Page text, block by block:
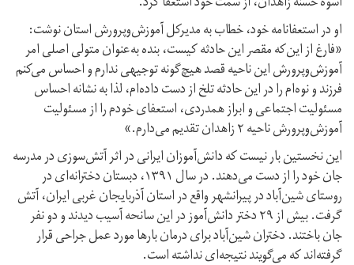
او در استعفا‌نامه خود، خطاب به مدیرکل آموزش‌و‌پرورش استان نوشت:
«فارغ از این‌که مقصر این حادثه کیست، بنده به‌‌عنوان متولی اصلی امر
آموزش‌و‌پرورش این ناحیه قصد هیچ‌گونه توجیهی ندارم و احساس می‌کنم
فرزند و نوه‌ام را در این حادثه تلخ از دست داده‌ام، لذا به نشانه احساس
مسئولیت اجتماعی و ابراز همدردی، استعفای خودم را از مسئولیت
آموزش‌و‌پرورش ناحیه ۲ زاهدان تقدیم می‌دارم.»
این نخستین بار نیست که دانش‌آموزان ایرانی در اثر آتش‌سوزی در مدرسه
جان خود را از دست می‌دهند. در سال ۱۳۹۱، دبستان دخترانه‌ای در
روستای شین‌آباد در پیرانشهر واقع در استان آذربایجان غربی ایران، آتش
گرفت. بیش از ۲۹ دختر دانش‌آموز در این سانحه آسیب دیدند و دو نفر
جان باختند. دختران شین‌آباد برای درمان بارها مورد عمل جراحی قرار
گرفته‌اند که می‌گویند نتیجه‌ای نداشته است.